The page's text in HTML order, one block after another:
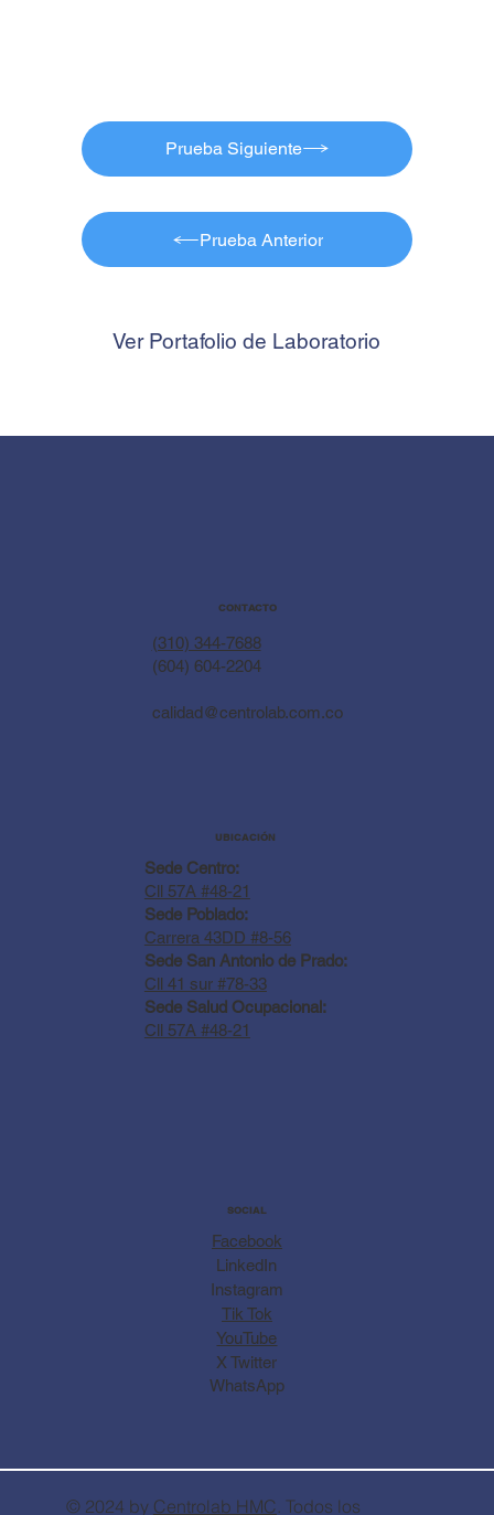
Prueba Anterior
Ver Portafolio de Laboratorio
Prueba Siguiente
CONTACTO
(310) 344-7688
(604) 604-2204
calidad@centrolab.com.co
UBICACIÓN
Sede Centro:
Cll 57A #48-21
Sede Poblado:
Carrera 43DD #8-56
Sede San Antonio de Prado:
Cll 41 sur #78-33
Sede Salud Ocupacional:
Cll 57A #48-21
SOCIAL
Facebook
Instagram
LinkedIn
Tik Tok
YouTube
X Twitter
WhatsApp
© 2024 by Centrolab HMC . Todos los